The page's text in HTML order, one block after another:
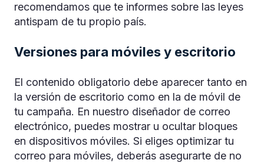
recomendamos que te informes sobre las leyes
antispam de tu propio país.
Versiones para móviles y escritorio
El contenido obligatorio debe aparecer tanto en
la versión de escritorio como en la de móvil de
tu campaña. En nuestro diseñador de correo
electrónico, puedes mostrar u ocultar bloques
en dispositivos móviles. Si eliges optimizar tu
correo para móviles, deberás asegurarte de no